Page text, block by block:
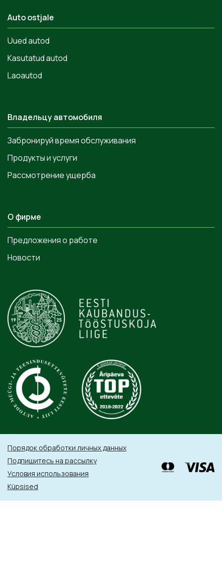
Auto ostjale
Uued autod
Kasutatud autod
Laoautod
Владельцу автомобиля
Забронируй время обслуживания
Продукты и услуги
Рассмотрение ущерба
О фирме
Предложения о работе
Новости
Порядок обработки личных данных
Подпишитесь на рассылку
Условия использования
Küpsised